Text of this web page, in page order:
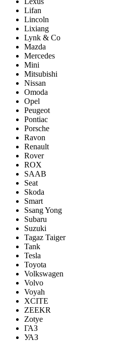
Lifan
Lincoln
Lixiang
Lynk & Co
Mazda
Mercedes
Mini
Mitsubishi
Nissan
Omoda
Opel
Peugeot
Pontiac
Porsсhe
Ravon
Renault
Rover
ROX
SAAB
Seat
Skoda
Smart
Ssang Yong
Subaru
Suzuki
Tagaz Taiger
Tank
Tesla
Toyota
Volkswagen
Volvo
Voyah
XCITE
ZEEKR
Zotye
ГАЗ
УАЗ